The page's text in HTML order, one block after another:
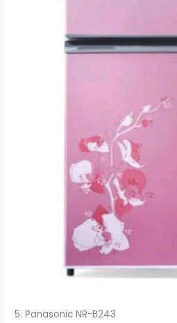
5. Panasonic NR-B243